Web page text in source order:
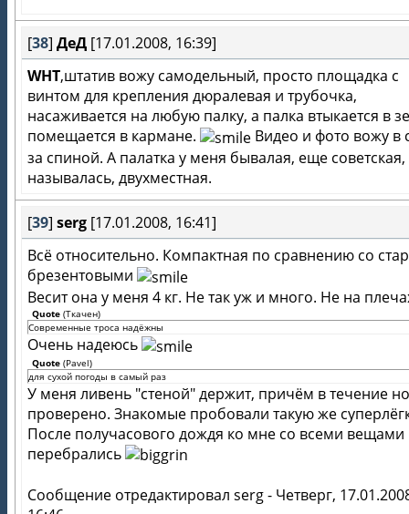
[38] ДеД [17.01.2008, 16:39]
WHT,штатив вожу самодельный, просто площадка с
винтом для крепления дюралевая и трубочка,
насаживается на любую палку, а палка втыкается в
помещается в кармане.
Видео и фото вожу в
за спиной. А палатка у меня бывалая, еще советская,
называлась, двухместная.
[39] serg [17.01.2008, 16:41]
Всё относительно. Компактная по сравнению со
брезентовыми
Весит она у меня 4 кг. Не так уж и много. Не на
Quote (Ткачен)
Современные троса надёжны
Очень надеюсь
Quote (Pavel)
для сухой погоды в самый раз
У меня ливень "стеной" держит, причём в течение
проверено. Знакомые пробовали такую же
После получасового дождя ко мне со всеми вещами
перебрались
Сообщение отредактировал serg- Четверг,